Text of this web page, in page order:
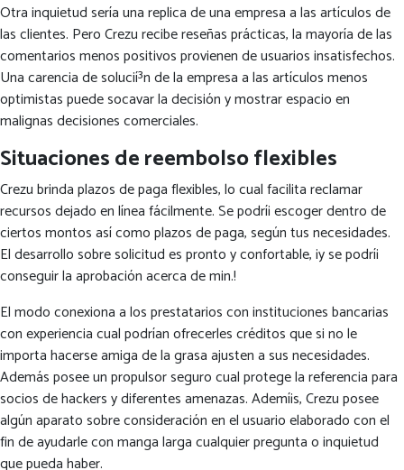
Otra inquietud serí­a una replica de una empresa a las artículos de
las clientes. Pero Crezu recibe reseñas prácticas, la mayoría de las
comentarios menos positivos provienen de usuarios insatisfechos.
Una carencia de solucií³n de la empresa a las artículos menos
optimistas puede socavar la decisión y mostrar espacio en
malignas decisiones comerciales.
Situaciones de reembolso flexibles
Crezu brinda plazos de paga flexibles, lo cual facilita reclamar
recursos dejado en línea fácilmente. Se podrí¡ escoger dentro de
ciertos montos así­ como plazos de paga, según tus necesidades.
El desarrollo sobre solicitud es pronto y confortable, ¡y se podrí¡
conseguir la aprobación acerca de min.!
El modo conexiona a los prestatarios con instituciones bancarias
con experiencia cual podrían ofrecerles créditos que si no le
importa hacerse amiga de la grasa ajusten a sus necesidades.
Además posee un propulsor seguro cual protege la referencia para
socios de hackers y diferentes amenazas. Ademí¡s, Crezu posee
algún aparato sobre consideración en el usuario elaborado con el
fin de ayudarle con manga larga cualquier pregunta o inquietud
que pueda haber.